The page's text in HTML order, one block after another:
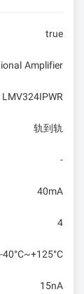
true
Amplifier
轨到轨
-
40mA
4
-40°C~+125°C
15nA